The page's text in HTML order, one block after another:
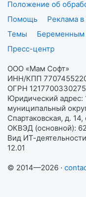
Положение об
Помощь
Реклама
Темы
Беременным
Пресс-центр
ООО «Мам Софт»
ИНН/КПП
ОГРН 1217700330275
Юридический адрес:
муниципальный
Спартаковская, д.
ОКВЭД (основной):
Вид ИТ-
12.01
© 2014—2026 ·